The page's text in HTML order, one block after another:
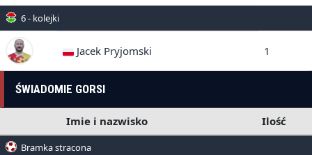
6 - kolejki
Jacek Pryjomski 1
ŚWIADOMIE GORSI
Imie i nazwisko Ilość
Bramka stracona